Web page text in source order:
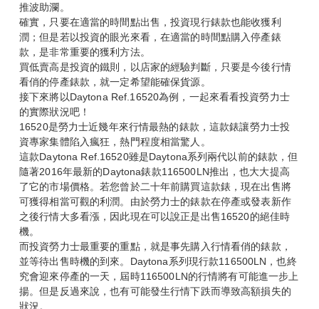
推波助瀾。
確實，只要在適當的時間點出售，投資現行錶款也能收獲利
潤；但是若以投資的眼光來看，在適當的時間點購入停產錶
款，是非常重要的獲利方法。
買低賣高是投資的鐵則，以店家的經驗判斷，只要是今後行情
看俏的停產錶款，就一定希望能確保貨源。
接下來將以Daytona Ref.16520為例，一起來看看投資勞力士
的實際狀況吧！
16520是勞力士近幾年來行情最熱的錶款，這款錶讓勞力士投
資專家集體陷入瘋狂，熱門程度相當驚人。
這款Daytona Ref.16520雖是Daytona系列兩代以前的錶款，但
隨著2016年最新的Daytona錶款116500LN推出，也大大提高
了它的市場價格。若您曾於二十年前購買這款錶，現在出售將
可獲得相當可觀的利潤。由於勞力士的錶款在停產或發表新作
之後行情大多看漲，因此現在可以說正是出售16520的絕佳時
機。
而投資勞力士最重要的重點，就是事先購入行情看俏的錶款，
並等待出售時機的到來。Daytona系列現行款116500LN，也終
究會迎來停產的一天，屆時116500LN的行情將有可能進一步上
揚。但是反過來說，也有可能發生行情下跌而導致高額損失的
狀況。